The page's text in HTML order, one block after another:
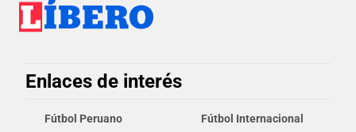
Enlaces de interés
Fútbol Peruano
Fútbol Internacional